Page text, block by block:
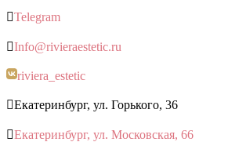
Telegram
Info@rivieraestetic.ru
riviera_estetic
Екатеринбург, ул. Горького, 36
Екатеринбург, ул. Московская, 66